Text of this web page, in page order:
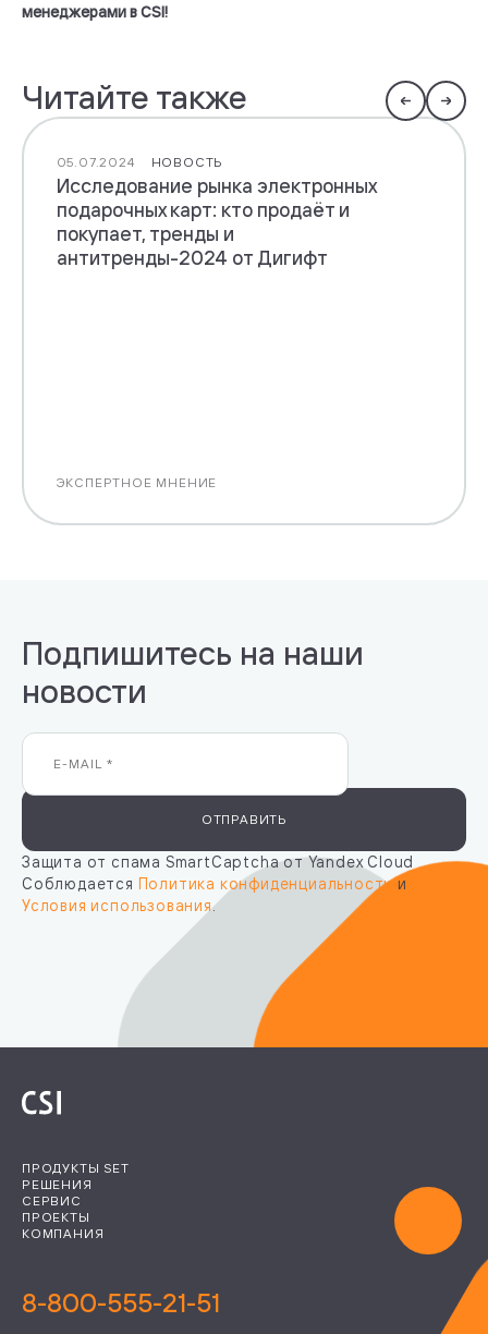
менеджерами в CSI!
Читайте также
05.07.2024 НОВОСТЬ
Исследование рынка электронных
подарочных карт: кто продаёт и
покупает, тренды и
антитренды-2024 от Дигифт
ЭКСПЕРТНОЕ МНЕНИЕ
Подпишитесь на наши
новости
ОТПРАВИТЬ
Защита от спама SmartCaptcha от Yandex Cloud
Соблюдается Политика конфиденциальностии
Условия использования.
ПРОДУКТЫ SET
РЕШЕНИЯ
СЕРВИС
ПРОЕКТЫ
КОМПАНИЯ
8-800-555-21-51